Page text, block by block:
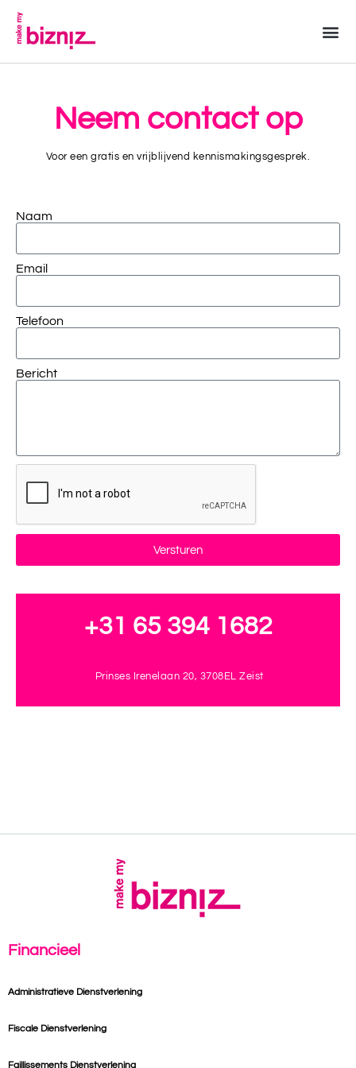
Neem contact op
Voor een gratis en vrijblijvend kennismakingsgesprek.
Naam
Email
Telefoon
Bericht
Versturen
+31 65 394 1682
Prinses Irenelaan 20, 3708EL Zeist
Financieel
Administratieve Dienstverlening
Fiscale Dienstverlening
Faillissements Dienstverlening